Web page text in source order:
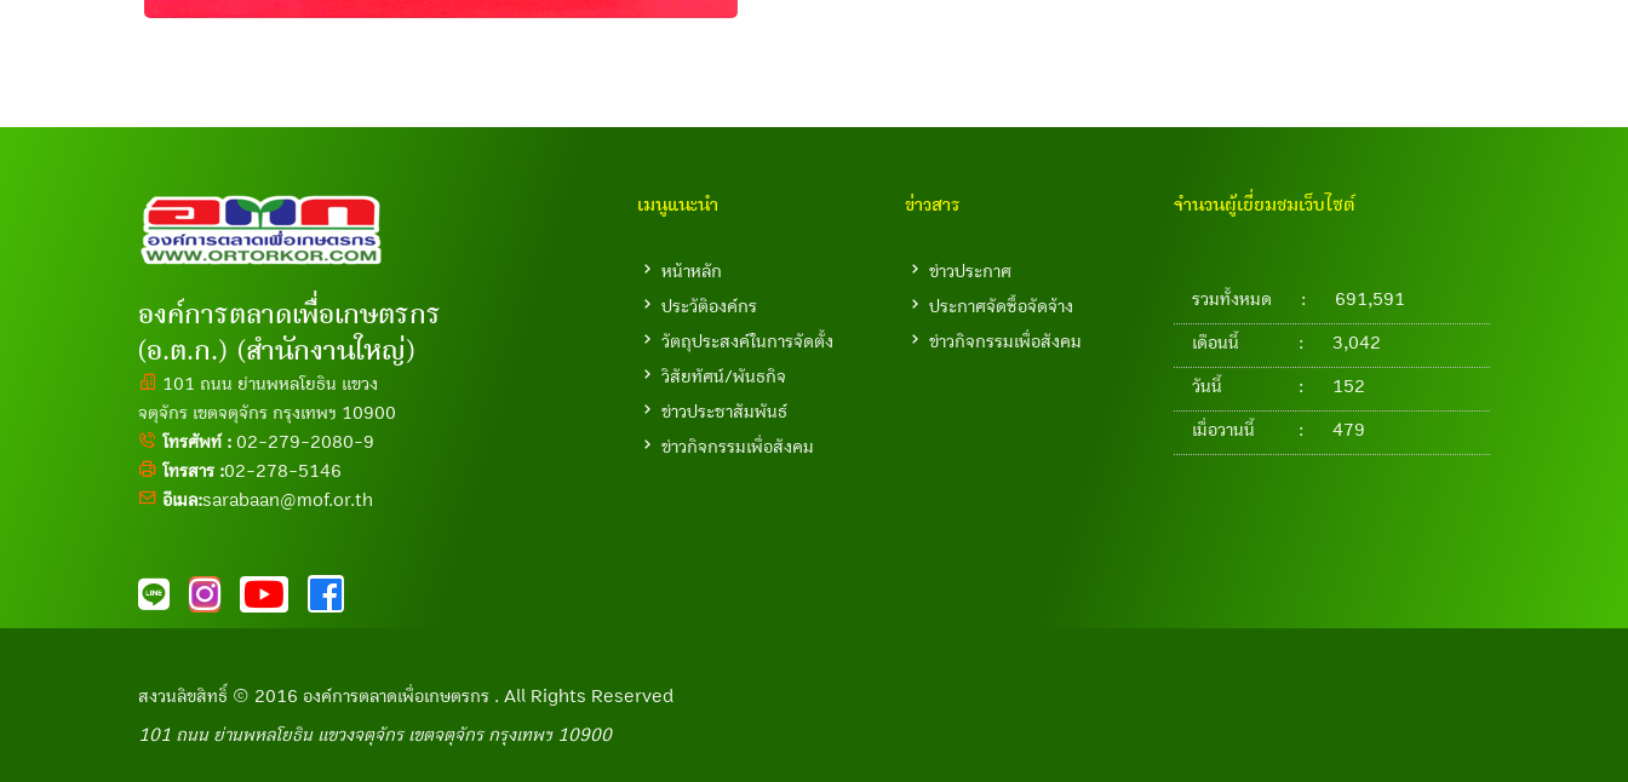
องค์การตลาดเพื่อเกษตรกร
(อ.ต.ก.) (สำนักงานใหญ่)
101 ถนน ย่านพหลโยธิน แขวง
จตุจักร เขตจตุจักร กรุงเทพฯ 10900
โทรศัพท์ : 02-279-2080-9
โทรสาร :02-278-5146
อีเมล:sarabaan@mof.or.th
เมนูแนะนำ
หน้าหลัก
ประวัติองค์กร
วัตถุประสงค์ในการจัดตั้ง
วิสัยทัศน์/พันธกิจ
ข่าวประชาสัมพันธ์
ข่าวกิจกรรมเพื่อสังคม
ข่าวสาร
ข่าวประกาศ
ประกาศจัดซื้อจัดจ้าง
ข่าวกิจกรรมเพื่อสังคม
จำนวนผู้เยี่ยมชมเว็บไซต์
รวมทั้งหมด : 691,591
เดือนนี้ : 3,042
วันนี้ : 152
เมื่อวานนี้ : 479
สงวนลิขสิทธิ์ © 2016 องค์การตลาดเพื่อเกษตรกร . All Rights Reserved
101 ถนน ย่านพหลโยธิน แขวงจตุจักร เขตจตุจักร กรุงเทพฯ 10900